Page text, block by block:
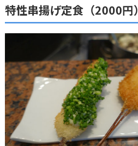
特性串揚げ定食（2000円）